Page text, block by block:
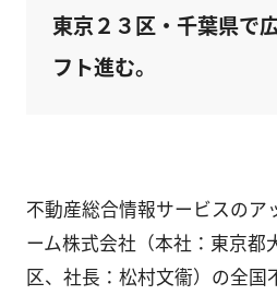
東京２３区・千葉県で
フト進む。
不動産総合情報サービスのア
ーム株式会社（本社：東京都
区、社長：松村文衞）の全国